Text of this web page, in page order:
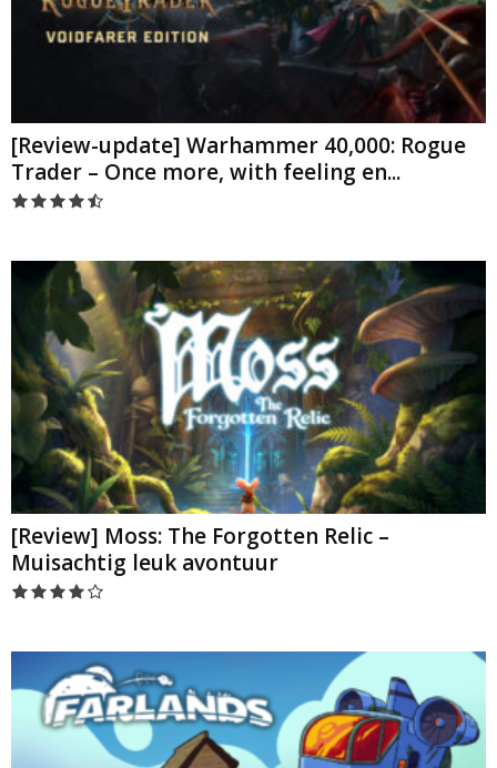
[Review-update] Warhammer 40,000: Rogue
Trader – Once more, with feeling en...
[Review] Moss: The Forgotten Relic –
Muisachtig leuk avontuur